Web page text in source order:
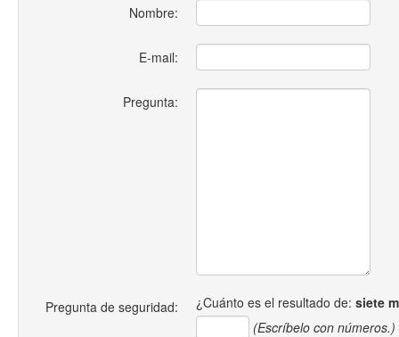
Nombre:
E-mail:
Pregunta:
Pregunta de seguridad: ¿Cuánto es el resultado de: siete
(Escríbelo con números.)